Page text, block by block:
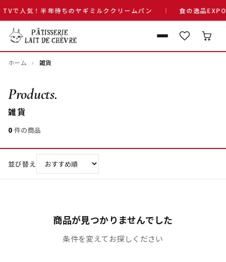
で人気！半年待ちのヤギミルククリームパン 食の逸品
ホーム 雑貨
Products.
雑貨
0 件の商品
並び替え
商品が見つかりませんでした
条件を変えてお探しください